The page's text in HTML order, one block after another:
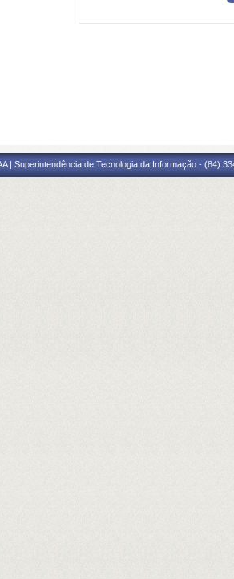
| Superintendência de Tecnologia da Informação - (84)